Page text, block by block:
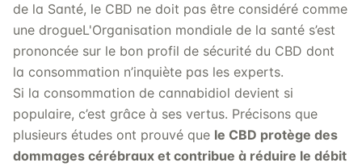
de la Santé, le CBD ne doit pas être considéré comme
une drogueL'Organisation mondiale de la santé s’est
prononcée sur le bon profil de sécurité du CBD dont
la consommation n’inquiète pas les experts.
Si la consommation de cannabidiol devient si
populaire, c’est grâce à ses vertus. Précisons que
plusieurs études ont prouvé que le CBD protège des
dommages cérébraux et contribue à réduire le débit